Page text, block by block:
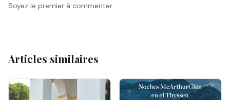
Soyez le premier à commenter.
Articles similaires